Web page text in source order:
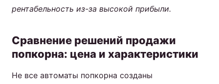
рентабельность из-за высокой прибыли.
Сравнение решений продажи
попкорна: цена и характеристики
Не все автоматы попкорна созданы